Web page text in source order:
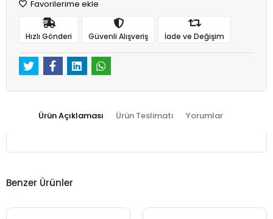
Favorilerime ekle
Hızlı Gönderi Güvenli Alışveriş İade ve Değişim
Ürün Açıklaması Ürün Teslimatı Yorumlar
Benzer Ürünler